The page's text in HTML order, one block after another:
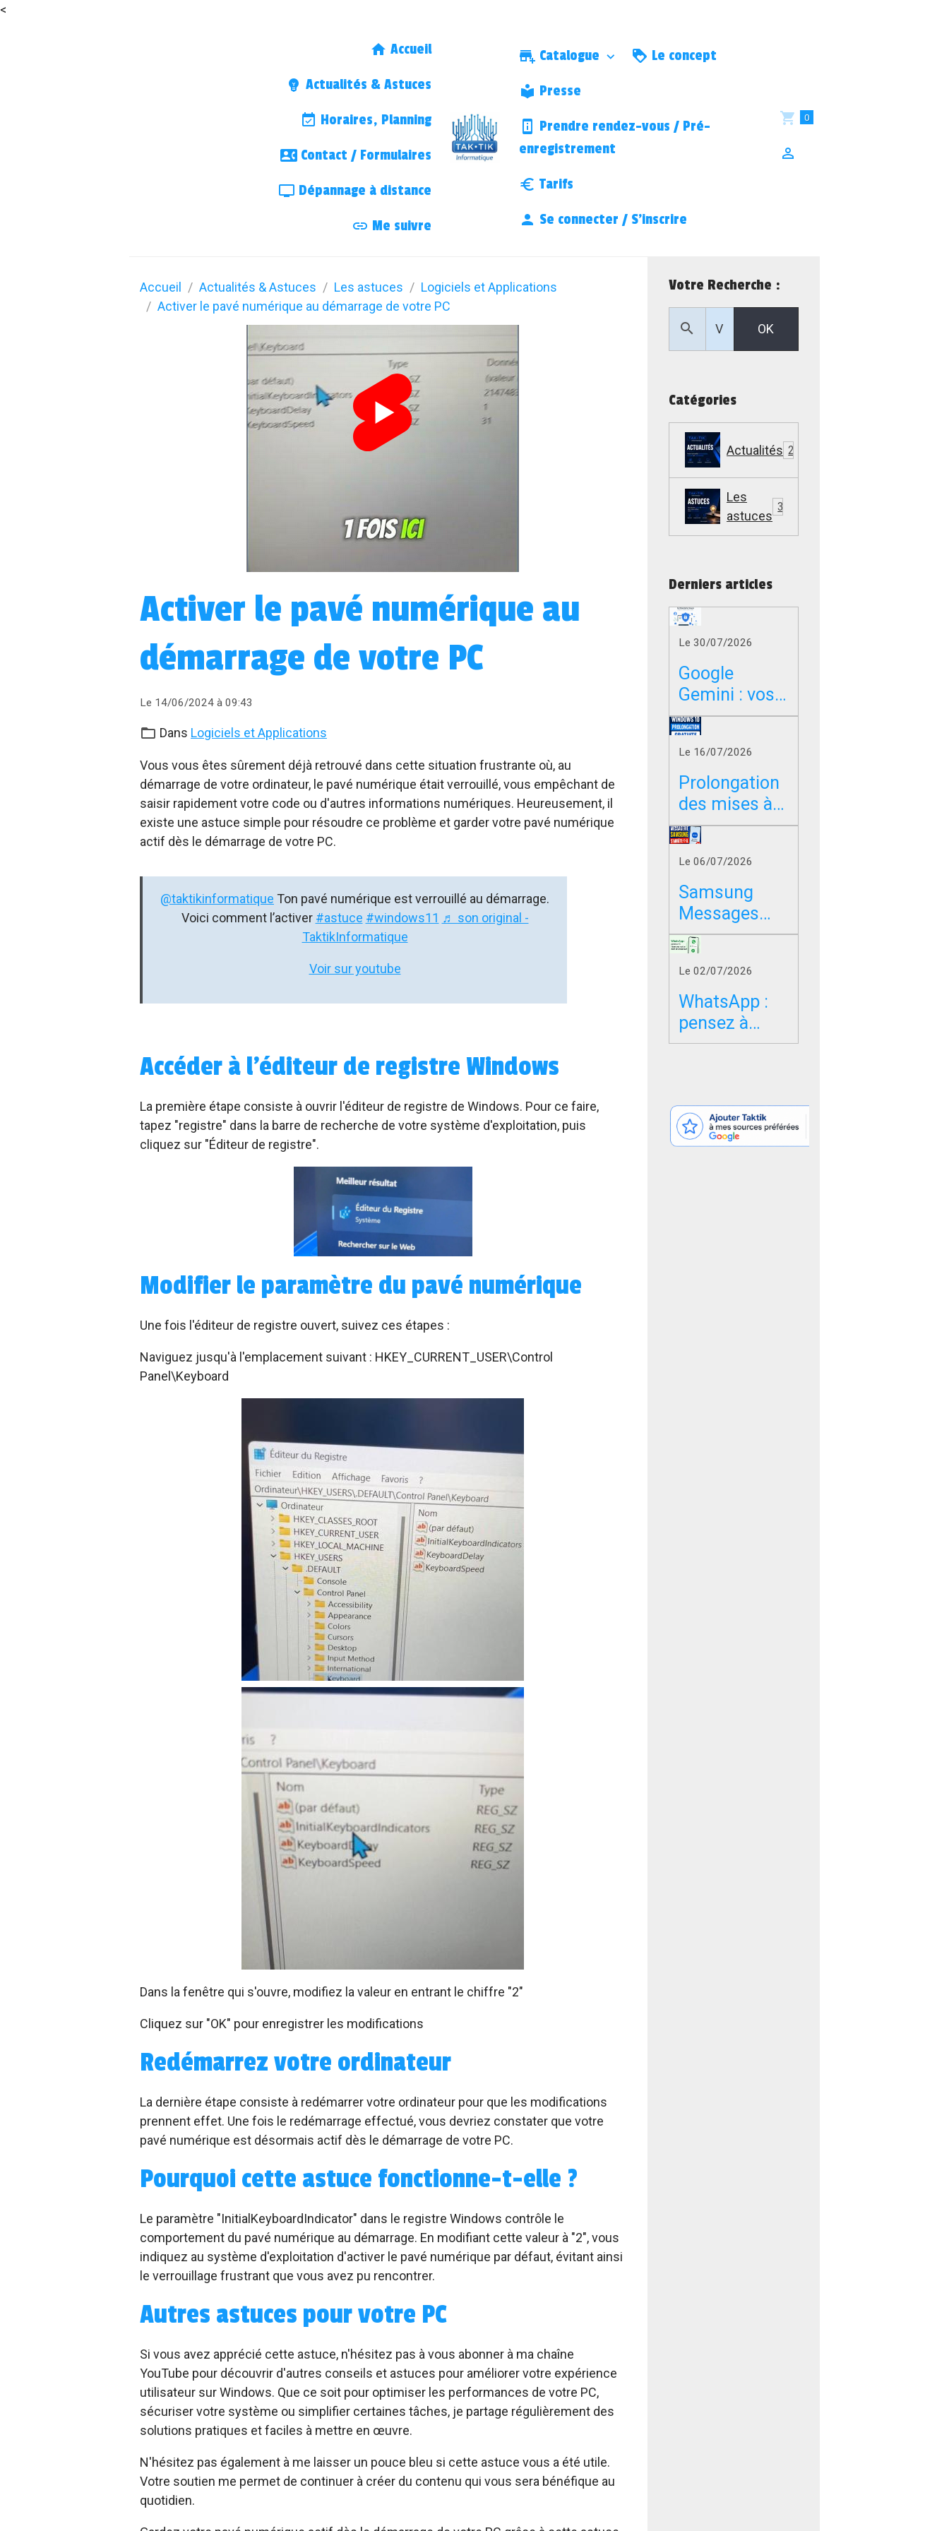
<
Accueil
Actualités & Astuces
Horaires, Planning
Contact / Formulaires
Dépannage à distance
Me suivre
Catalogue Le concept
Presse
Prendre rendez-vous / Pré-
enregistrement
Tarifs
Se connecter / S’inscrire
0
Accueil Actualités & Astuces Les astuces
Logiciels et Applications
Activer le pavé numérique au démarrage de votre PC
Activer le pavé numérique au
démarrage de votre PC
Le 14/06/2024 à 09:43
Dans Logiciels et Applications
Vous vous êtes sûrement déjà retrouvé dans cette situation frustrante où, au
démarrage de votre ordinateur, le pavé numérique était verrouillé, vous empêchant de
saisir rapidement votre code ou d'autres informations numériques. Heureusement, il
existe une astuce simple pour résoudre ce problème et garder votre pavé numérique
actif dès le démarrage de votre PC.
@taktikinformatique Ton pavé numérique est verrouillé au démarrage.
Voici comment l’activer #astuce #windows11 ♬ son original -
TaktikInformatique
Voir sur youtube
Accéder à l'éditeur de registre Windows
La première étape consiste à ouvrir l'éditeur de registre de Windows. Pour ce faire,
tapez "registre" dans la barre de recherche de votre système d'exploitation, puis
cliquez sur "Éditeur de registre".
Modifier le paramètre du pavé numérique
Une fois l'éditeur de registre ouvert, suivez ces étapes :
Naviguez jusqu'à l'emplacement suivant : HKEY_CURRENT_USER\Control
Panel\Keyboard
Dans la fenêtre qui s'ouvre, modifiez la valeur en entrant le chiffre "2"
Cliquez sur "OK" pour enregistrer les modifications
Redémarrez votre ordinateur
La dernière étape consiste à redémarrer votre ordinateur pour que les modifications
prennent effet. Une fois le redémarrage effectué, vous devriez constater que votre
pavé numérique est désormais actif dès le démarrage de votre PC.
Pourquoi cette astuce fonctionne-t-elle ?
Le paramètre "InitialKeyboardIndicator" dans le registre Windows contrôle le
comportement du pavé numérique au démarrage. En modifiant cette valeur à "2", vous
indiquez au système d'exploitation d'activer le pavé numérique par défaut, évitant ainsi
le verrouillage frustrant que vous avez pu rencontrer.
Autres astuces pour votre PC
Si vous avez apprécié cette astuce, n'hésitez pas à vous abonner à ma chaîne
YouTube pour découvrir d'autres conseils et astuces pour améliorer votre expérience
utilisateur sur Windows. Que ce soit pour optimiser les performances de votre PC,
sécuriser votre système ou simplifier certaines tâches, je partage régulièrement des
solutions pratiques et faciles à mettre en œuvre.
N'hésitez pas également à me laisser un pouce bleu si cette astuce vous a été utile.
Votre soutien me permet de continuer à créer du contenu qui vous sera bénéfique au
quotidien.
Votre Recherche :
OK
Catégories
Actualités 22
Les
astuces
307
Derniers articles
Le 30/07/2026
Google
Gemini : vos
photos,
vidéos et
messages
peuvent-ils
servir à
entraîner l’IA
?
Le 16/07/2026
Prolongation
des mises à
jour de
sécurité
gratuite
Windows 10
Le 06/07/2026
Samsung
Messages
s’arrête en
juillet : faut-il
changer
d’application
SMS ?
Le 02/07/2026
WhatsApp :
pensez à
réserver votre